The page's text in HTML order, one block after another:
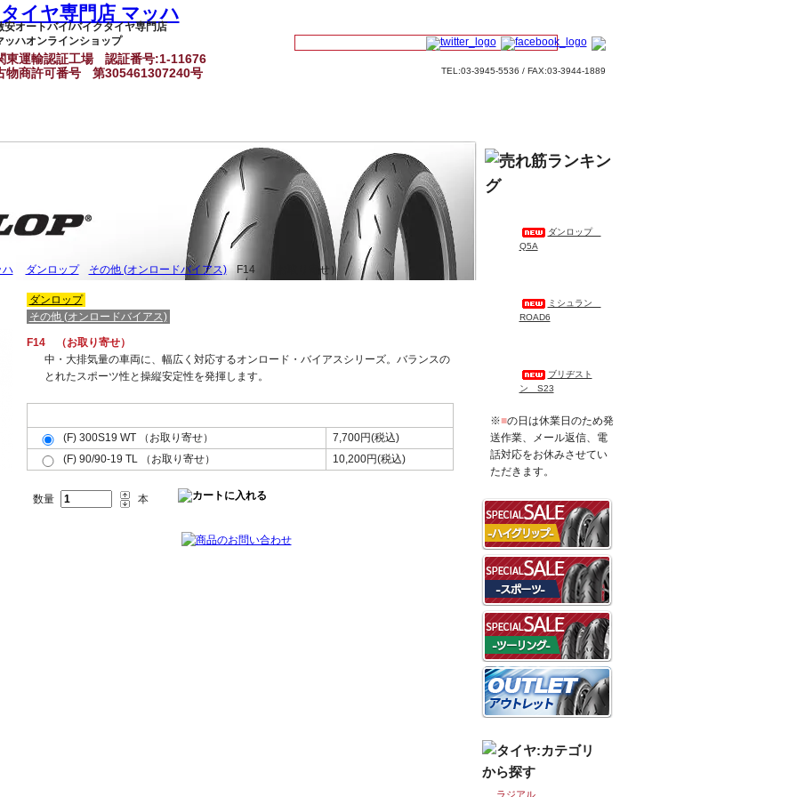
安オートバイ/バイクタイヤ専門店
ッハオンラインショップ
東運輸認証工場
認証番号:1-11676
物商許可番号
第305461307240号 TEL:03-3945-5536 / FAX:03-3944-1889
ハ ダンロップ その他 (オンロードバイアス) F14 （お取り寄せ）
ダンロップ
その他 (オンロードバイアス)
F14 （お取り寄せ）
中・大排気量の車両に、幅広く対応するオンロード・バイアスシリーズ。バランスの
とれたスポーツ性と操縦安定性を発揮します。
(F) 300S19 WT （お取り寄せ）
7,700円(税込)
(F) 90/90-19 TL （お取り寄せ）
10,200円(税込)
数量 本
ダンロップ
Q5A
ミシュラン
ROAD6
ブリヂスト
ン S23
※■の日は休業日のため発
送作業、メール返信、電
話対応をお休みさせてい
ただきます。
ラジアル